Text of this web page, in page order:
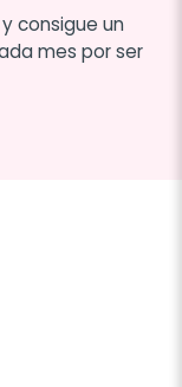
consigue un
mes por ser